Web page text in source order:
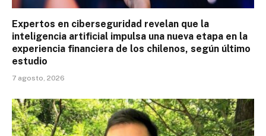
Expertos en ciberseguridad revelan que la
inteligencia artificial impulsa una nueva etapa en la
experiencia financiera de los chilenos, según último
estudio
7 agosto, 2026